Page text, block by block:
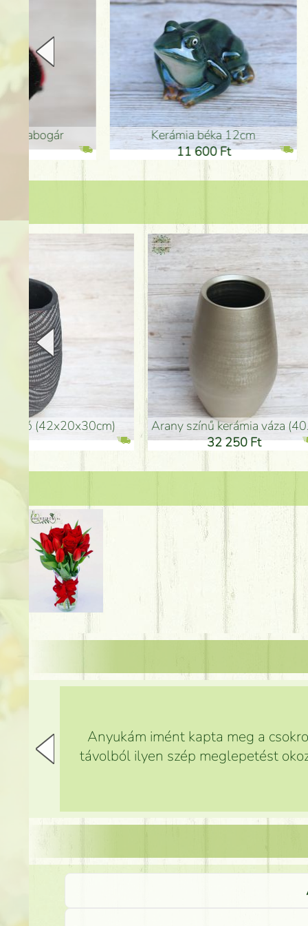
Kerámia béka 12cm
11 600 Ft
arany színű kerámia váza (40x26cm)
32 250 Ft
hosszú arany színű
46
Anyukám imént kapta meg a
távolból ilyen szép meglepetést